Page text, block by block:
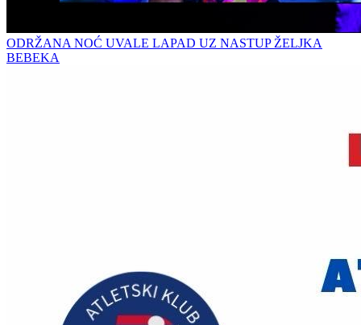
ODRŽANA NOĆ UVALE LAPAD UZ NASTUP ŽELJKA
BEBEKA